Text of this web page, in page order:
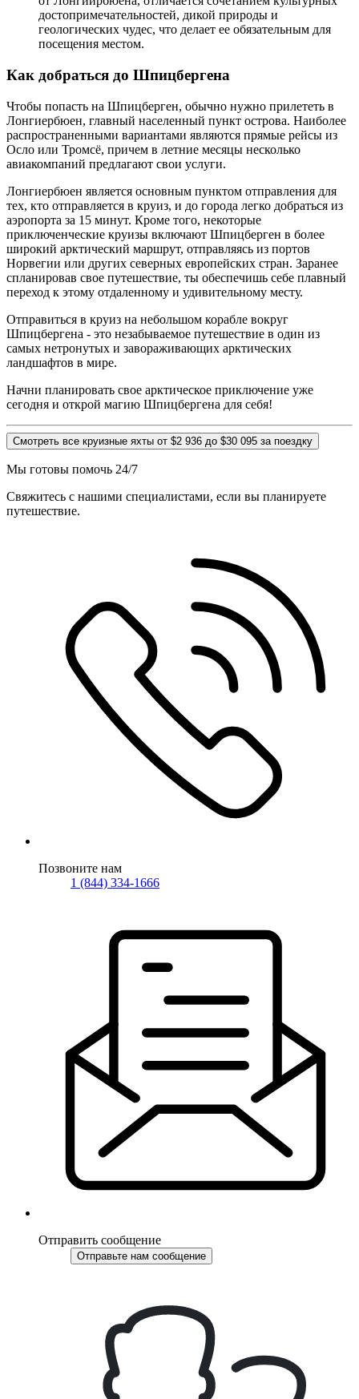
достопримечательностей, дикой природы и
геологических чудес, что делает ее обязательным для
посещения местом.
Как добраться до Шпицбергена
Чтобы попасть на Шпицберген, обычно нужно прилететь в
Лонгиербюен, главный населенный пункт острова. Наиболее
распространенными вариантами являются прямые рейсы из
Осло или Тромсё, причем в летние месяцы несколько
авиакомпаний предлагают свои услуги.
Лонгиербюен является основным пунктом отправления для
тех, кто отправляется в круиз, и до города легко добраться из
аэропорта за 15 минут. Кроме того, некоторые
приключенческие круизы включают Шпицберген в более
широкий арктический маршрут, отправляясь из портов
Норвегии или других северных европейских стран. Заранее
спланировав свое путешествие, ты обеспечишь себе плавный
переход к этому отдаленному и удивительному месту.
Отправиться в круиз на небольшом корабле вокруг
Шпицбергена - это незабываемое путешествие в один из
самых нетронутых и завораживающих арктических
ландшафтов в мире.
Начни планировать свое арктическое приключение уже
сегодня и открой магию Шпицбергена для себя!
Смотреть все круизные яхты от $2 936 до $30 095 за поездку
Мы готовы помочь 24/7
Свяжитесь с нашими специалистами, если вы планируете
путешествие.
Позвоните нам
1 (844) 334-1666
Отправить сообщение
Отправьте нам сообщение